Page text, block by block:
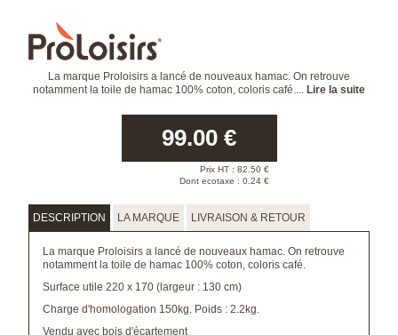
La marque Proloisirs a lancé de nouveaux hamac. On retrouve
notamment la toile de hamac 100% coton, coloris café.... Lire la suite
99.00 €
Prix HT : 82.50 €
Dont ecotaxe : 0.24 €
DESCRIPTION LA MARQUE LIVRAISON & RETOUR
La marque Proloisirs a lancé de nouveaux hamac. On retrouve
notamment la toile de hamac 100% coton, coloris café.
Surface utile 220 x 170 (largeur : 130 cm)
Charge d'homologation 150kg. Poids : 2.2kg.
Vendu avec bois d'écartement